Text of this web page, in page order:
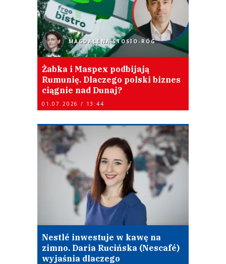
MAGDALENA STOSIO-RÓG
Żabka i Maspex podbijają
Rumunię. Dlaczego polski biznes
ciągnie nad Dunaj?
01.07.2026 / 13:44
Nestlé inwestuje w kawę na
zimno. Daria Rucińska (Nescafé)
wyjaśnia dlaczego